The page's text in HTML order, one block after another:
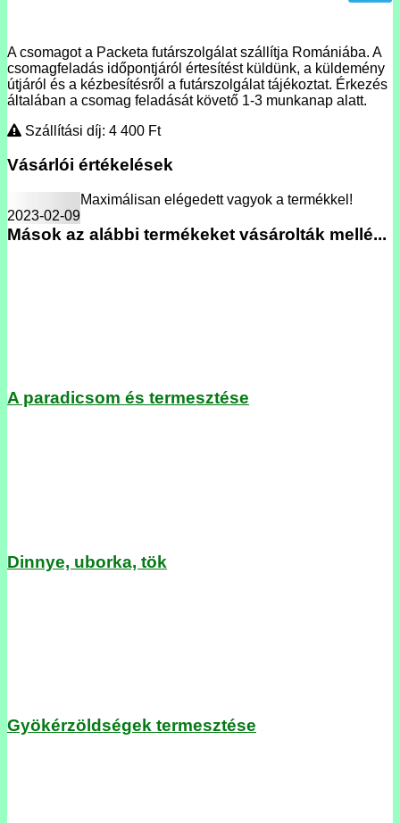
A csomagot a Packeta futárszolgálat szállítja Romániába. A
csomagfeladás időpontjáról értesítést küldünk, a küldemény
útjáról és a kézbesítésről a futárszolgálat tájékoztat. Érkezés
általában a csomag feladását követő 1-3 munkanap alatt.
Szállítási díj: 4 400 Ft
Vásárlói értékelések
2023-02-09
Maximálisan elégedett vagyok a termékkel!
Mások az alábbi termékeket vásárolták mellé...
A paradicsom és termesztése
Dinnye, uborka, tök
Gyökérzöldségek termesztése